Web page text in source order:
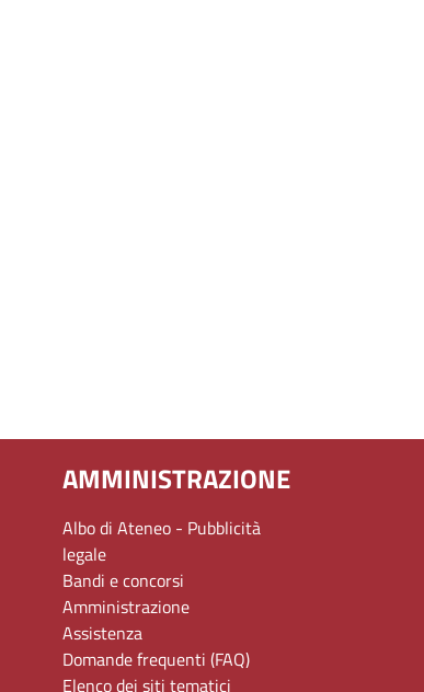
AMMINISTRAZIONE
Albo di Ateneo - Pubblicità
legale
Bandi e concorsi
Amministrazione
Assistenza
Domande frequenti (FAQ)
Elenco dei siti tematici